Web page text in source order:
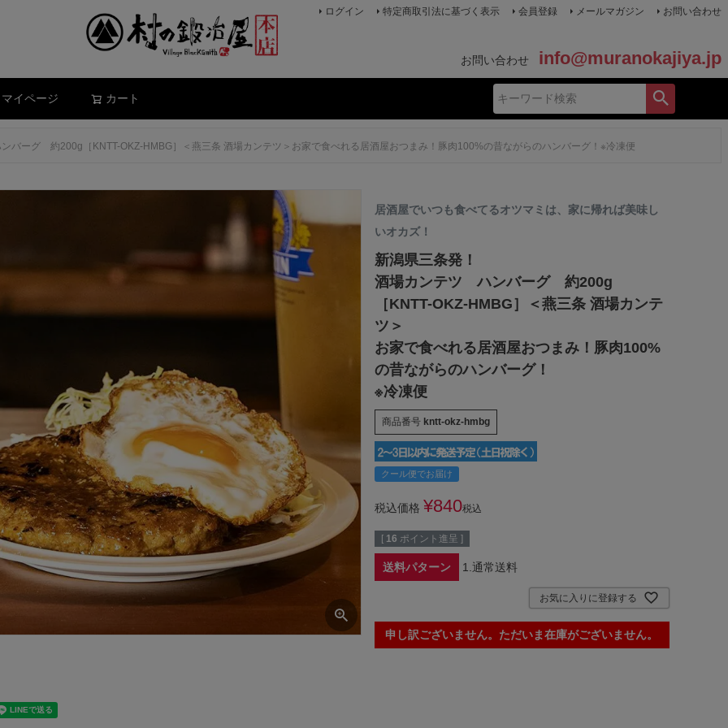
ログイン 特定商取引法に基づく表示 会員登録 メールマガジン お問い合わせ
お問い合わせ info@muranokajiya.jp
マイページ カート
バーグ 約200g［KNTT-OKZ-HMBG］＜燕三条 酒場カンテツ＞お家で食べれる居酒屋おつまみ！豚肉100%の昔ながらのハンバーグ！※冷凍便
居酒屋でいつも食べてるオツマミは、家に帰れば美味し
いオカズ！
新潟県三条発！
酒場カンテツ ハンバーグ 約200g
［KNTT-OKZ-HMBG］＜燕三条 酒場カンテ
ツ＞
お家で食べれる居酒屋おつまみ！豚肉100%
の昔ながらのハンバーグ！
※冷凍便
商品番号 kntt-okz-hmbg
クール便でお届け
税込価格 ¥840税込
[ 16 ポイント進呈 ]
送料パターン 1.通常送料
お気に入りに登録する
申し訳ございません。ただいま在庫がございません。